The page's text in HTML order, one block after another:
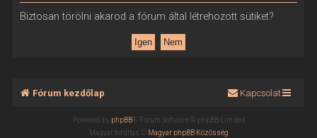
Biztosan törölni akarod a fórum által létrehozott sütiket?
Fórum kezdőlap Kapcsolat
Powered by phpBB® Forum Software © phpBB Limited
Magyar fordítás © Magyar phpBB Közösség